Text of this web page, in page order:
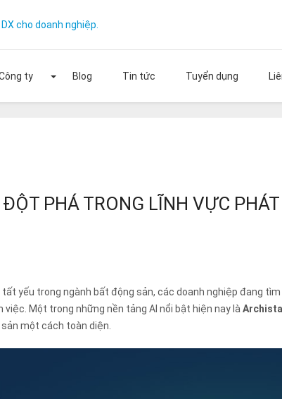
cho doanh nghiệp.
ty Blog Tin tức Tuyển dụng
PHÁ TRONG LĨNH VỰC PHÁT
yếu trong ngành bất động sản, các doanh nghiệp đang tìm
Một trong những nền tảng AI nổi bật hiện nay là
một cách toàn diện.
mô doanh nghiệp của bạn với
miễn phí